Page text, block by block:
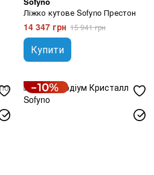
Ліжко кутове Sofyno Престон
14 347 грн 15 941 грн
Купити